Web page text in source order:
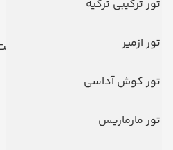
تور ترکیبی ترکیه
تور ازمیر
تور کوش آداسی
تور مارماریس
هیچ توری